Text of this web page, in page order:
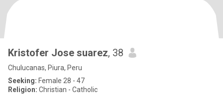
Kristofer Jose suarez, 38
Chulucanas, Piura, Peru
Seeking: Female 28 - 47
Religion: Christian - Catholic